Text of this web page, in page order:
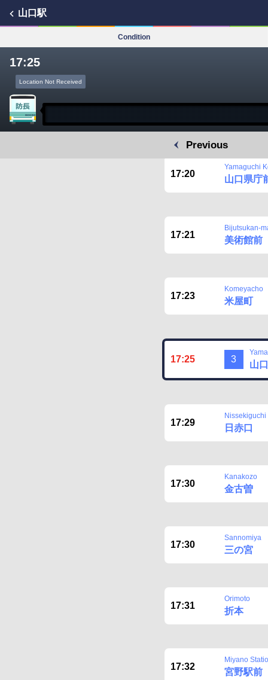
山口駅
Condition
17:25
Location Not Received
Previous
17:20
Yamaguchi
山口県庁
17:21
Bijutsukan-
美術館前
17:23
Komeyacho
米屋町
17:25 3
山
17:29
Nissekiguchi
日赤口
17:30
Kanakozo
金古曽
17:30
Sannomiya
三の宮
17:31
Orimoto
折本
17:32
Miyano
宮野駅前